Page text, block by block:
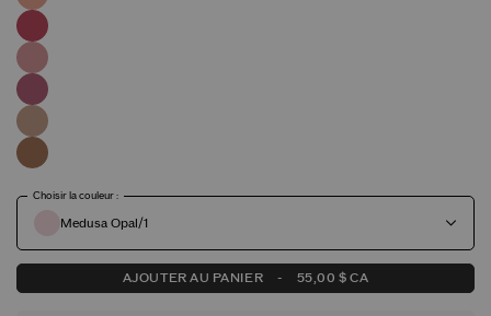
Choisir la couleur :
Medusa Opal/1
AJOUTER AU PANIER - 55,00 $ CA